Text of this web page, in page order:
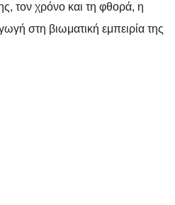
τον χρόνο και τη φθορά, η
στη βιωματική εμπειρία της